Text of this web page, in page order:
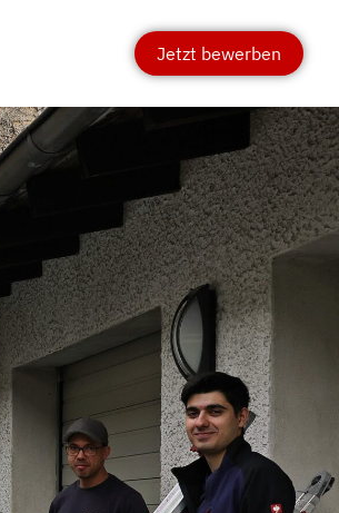
Jetzt bewerben